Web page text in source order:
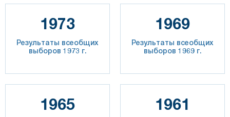
1973
Результаты всеобщих
выборов 1973 г.
1969
Результаты всеобщих
выборов 1969 г.
1965 1961